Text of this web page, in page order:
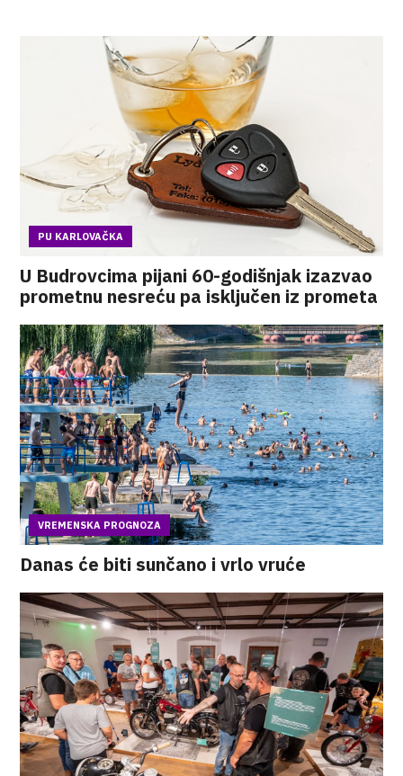
PU KARLOVAČKA
U Budrovcima pijani 60-godišnjak izazvao
prometnu nesreću pa isključen iz prometa
VREMENSKA PROGNOZA
Danas će biti sunčano i vrlo vruće